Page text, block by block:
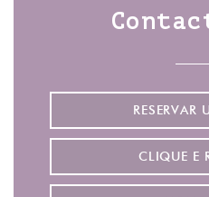
RESERVAR
CLIQUE E